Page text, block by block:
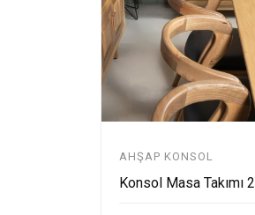
AHŞAP KONSOL
Konsol Masa Takımı 2